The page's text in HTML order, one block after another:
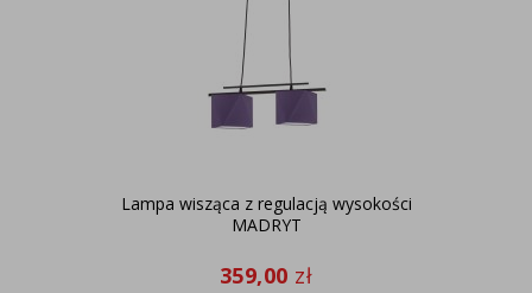
Lampa wisząca z regulacją wysokości
MADRYT
359,00 zł